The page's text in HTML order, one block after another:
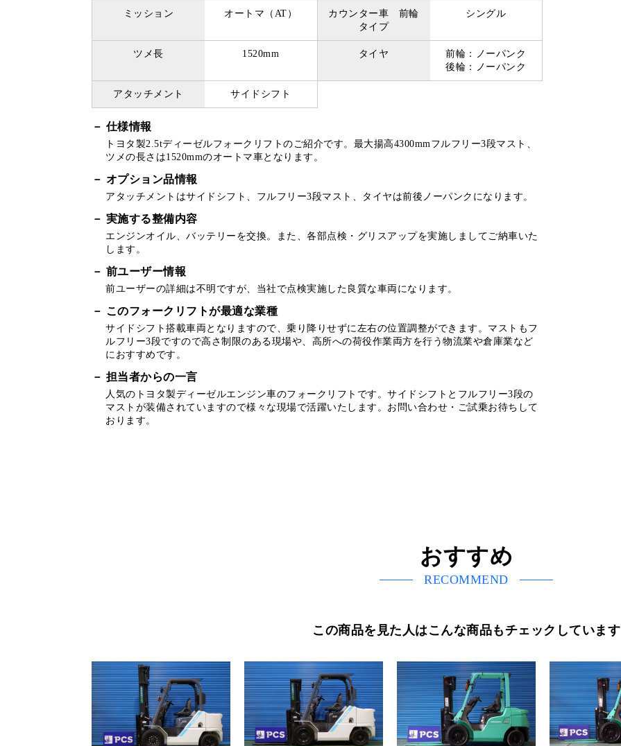
ミッション オートマ（AT）
カウンター車 前輪
タイプ
シングル
ツメ長 1520mm タイヤ
前輪：ノーパンク
後輪：ノーパンク
アタッチメント サイドシフト
仕様情報
トヨタ製2.5tディーゼルフォークリフトのご紹介です。最大揚高4300mmフルフリー3段マスト、
ツメの長さは1520mmのオートマ車となります。
オプション品情報
アタッチメントはサイドシフト、フルフリー3段マスト、タイヤは前後ノーパンクになります。
実施する整備内容
エンジンオイル、バッテリーを交換。また、各部点検・グリスアップを実施しましてご納車いた
します。
前ユーザー情報
前ユーザーの詳細は不明ですが、当社で点検実施した良質な車両になります。
このフォークリフトが最適な業種
サイドシフト搭載車両となりますので、乗り降りせずに左右の位置調整ができます。マストもフ
ルフリー3段ですので高さ制限のある現場や、高所への荷役作業両方を行う物流業や倉庫業など
におすすめです。
担当者からの一言
人気のトヨタ製ディーゼルエンジン車のフォークリフトです。サイドシフトとフルフリー3段の
マストが装備されていますので様々な現場で活躍いたします。お問い合わせ・ご試乗お待ちして
おります。
おすすめ
RECOMMEND
この商品を見た人はこんな商品もチェックしています